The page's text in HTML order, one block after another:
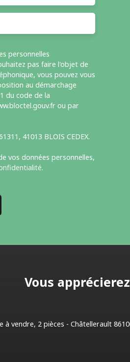
personnelles
pas faire l'objet de
vous pouvez vous
au démarchage
du code de la
ou par
41013 BLOIS CEDEX.
vos données personnelles,
.
Vous apprécierez